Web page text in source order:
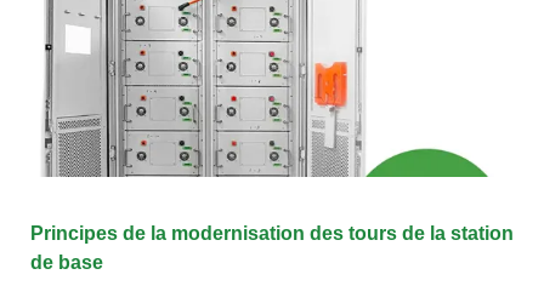
Principes de la modernisation des tours de la station
de base